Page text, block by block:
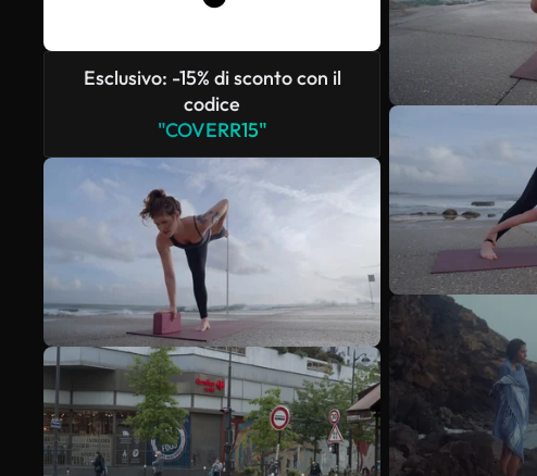
Esclusivo: -15% di sconto con il
codice
"COVERR15"